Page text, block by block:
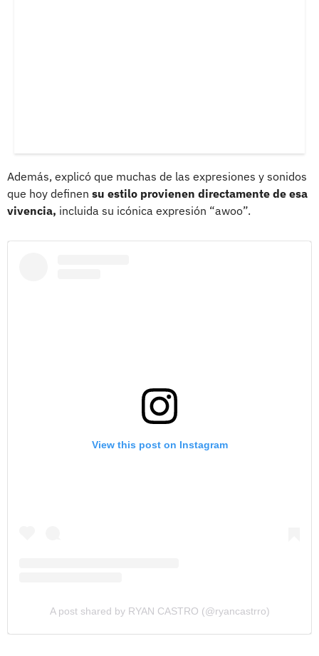
Además, explicó que muchas de las expresiones y sonidos
que hoy definen su estilo provienen directamente de esa
vivencia, incluida su icónica expresión “awoo”.
View this post on Instagram
A post shared by RYAN CASTRO (@ryancastrro)